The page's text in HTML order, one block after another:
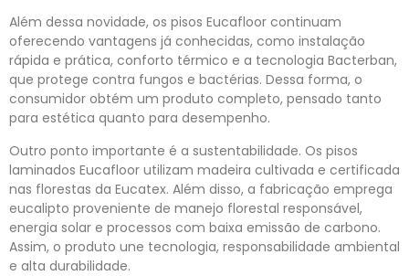
Além dessa novidade, os pisos Eucafloor continuam
oferecendo vantagens já conhecidas, como instalação
rápida e prática, conforto térmico e a tecnologia Bacterban,
que protege contra fungos e bactérias. Dessa forma, o
consumidor obtém um produto completo, pensado tanto
para estética quanto para desempenho.
Outro ponto importante é a sustentabilidade. Os pisos
laminados Eucafloor utilizam madeira cultivada e certificada
nas florestas da Eucatex. Além disso, a fabricação emprega
eucalipto proveniente de manejo florestal responsável,
energia solar e processos com baixa emissão de carbono.
Assim, o produto une tecnologia, responsabilidade ambiental
e alta durabilidade.